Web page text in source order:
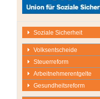
Soziale Sicherheit
Volksentscheide
Steuerreform
Arbeitnehmerentgelte
Gesundheitsreform